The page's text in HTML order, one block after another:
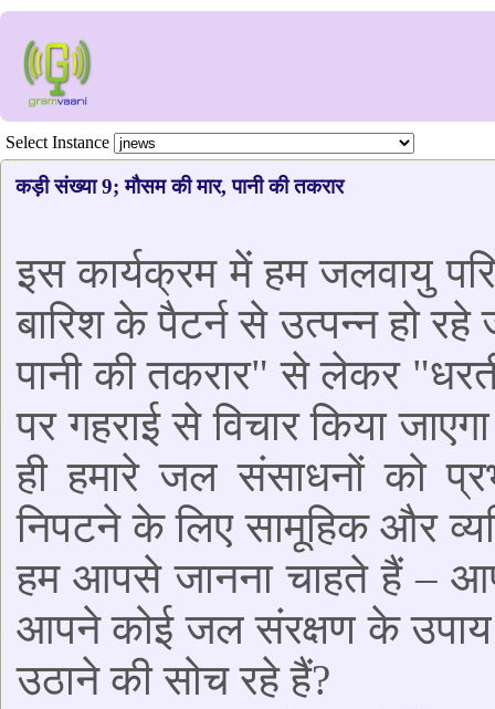
Select Instance
कड़ी संख्या 9; मौसम की मार, पानी की तकरार
इस कार्यक्रम में हम जलवायु
बारिश के पैटर्न से उत्पन्न हो
पानी की तकरार" से लेकर
पर गहराई से विचार किया
ही हमारे जल संसाधनों को
निपटने के लिए सामूहिक और
हम आपसे जानना चाहते हैं –
आपने कोई जल संरक्षण के उपाय
उठाने की सोच रहे हैं?